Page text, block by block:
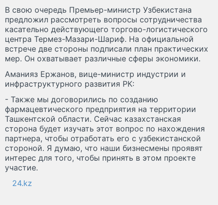
В свою очередь Премьер-министр Узбекистана
предложил рассмотреть вопросы сотрудничества
касательно действующего торгово-логистического
центра Термез-Мазари-Шариф. На официальной
встрече две стороны подписали план практических
мер. Он охватывает различные сферы экономики.
Аманияз Ержанов, вице-министр индустрии и
инфраструктурного развития РК:
- Также мы договорились по созданию
фармацевтического предприятия на территории
Ташкентской области. Сейчас казахстанская
сторона будет изучать этот вопрос по нахождения
партнера, чтобы отработать его с узбекистанской
стороной. Я думаю, что наши бизнесмены проявят
интерес для того, чтобы принять в этом проекте
участие.
24.kz